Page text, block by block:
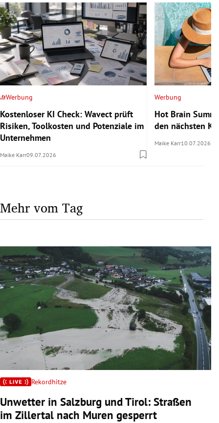
Werbung
Kostenloser KI Check: Wavect prüft
Risiken, Toolkosten und Potenziale im
Unternehmen
Maike Karr09.07.2026
Werbung
Hot Brain
den nächsten
Maike Karr10.07.2026
Mehr vom Tag
Rekordhitze
Unwetter in Salzburg und Tirol: Straßen
im Zillertal nach Muren gesperrt